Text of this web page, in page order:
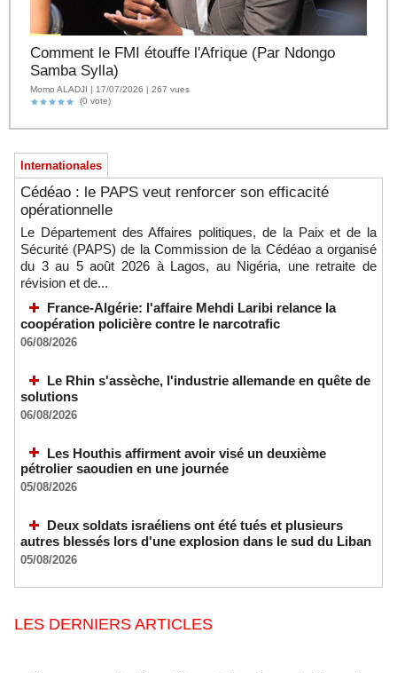
Comment le FMI étouffe l'Afrique (Par Ndongo
Samba Sylla)
Momo ALADJI | 17/07/2026 | 267 vues
(0 vote)
Internationales
Cédéao : le PAPS veut renforcer son efficacité
opérationnelle
Le Département des Affaires politiques, de la Paix et de la
Sécurité (PAPS) de la Commission de la Cédéao a organisé
du 3 au 5 août 2026 à Lagos, au Nigéria, une retraite de
révision et de...
France-Algérie: l'affaire Mehdi Laribi relance la
coopération policière contre le narcotrafic
06/08/2026
Le Rhin s'assèche, l'industrie allemande en quête de
solutions
06/08/2026
Les Houthis affirment avoir visé un deuxième
pétrolier saoudien en une journée
05/08/2026
Deux soldats israéliens ont été tués et plusieurs
autres blessés lors d'une explosion dans le sud du Liban
05/08/2026
LES DERNIERS ARTICLES